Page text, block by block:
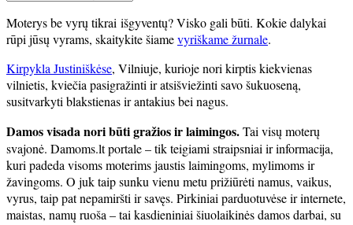
Moterys be vyrų tikrai išgyventų? Visko gali būti. Kokie dalykai
rūpi jūsų vyrams, skaitykite šiamevyriškame žurnale.
Kirpykla Justiniškėse, Vilniuje, kurioje nori kirptis kiekvienas
vilnietis, kviečia pasigražinti ir atsišviežinti savo šukuoseną,
susitvarkyti blakstienas ir antakius bei nagus.
Damos visada nori būti gražios ir laimingos.Tai visų moterų
svajonė. Damoms.lt portale – tik teigiami straipsniai ir informacija,
kuri padeda visoms moterims jaustis laimingoms, mylimoms ir
žavingoms. O juk taip sunku vienu metu prižiūrėti namus, vaikus,
vyrus, taip pat nepamiršti ir savęs. Pirkiniai parduotuvėse ir internete,
maistas, namų ruoša – tai kasdieniniai šiuolaikinės damos darbai, su